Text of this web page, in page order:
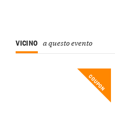
VICINO a questo evento
COUPON